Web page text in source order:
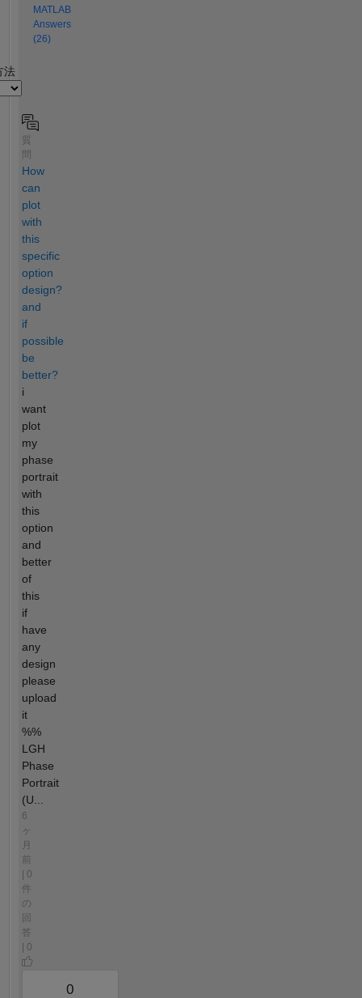
MATLAB
Answers
(26)
法
質
How
can
plot
with
this
specific
option
design?
and
if
possible
be
better?
i
want
plot
my
phase
portrait
with
this
option
and
better
of
this
if
have
any
design
please
upload
it
%%
LGH
Phase
Portrait
(U...
6
ヶ
月
前
| 0
件
の
回
答
| 0
0